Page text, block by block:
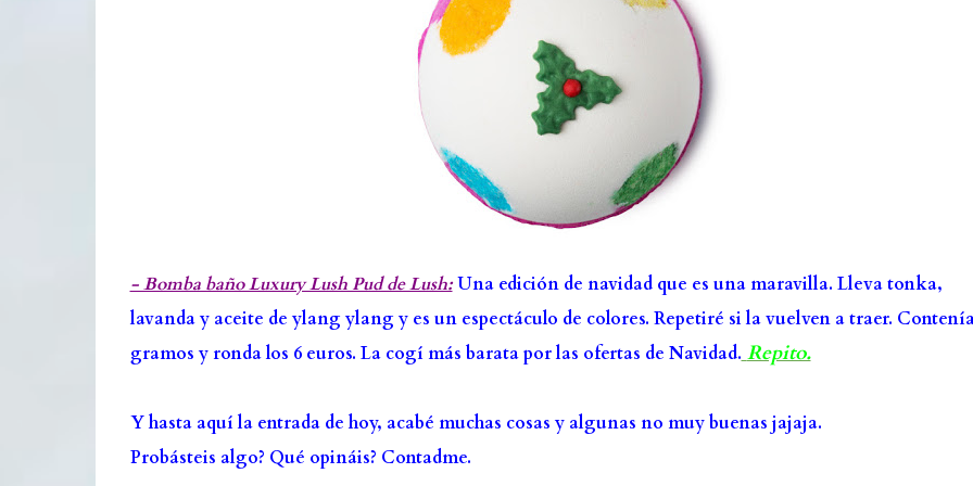
- Bomba baño Luxury Lush Pud de Lush:Una edición de navidad que es una maravilla. Lleva tonka,
lavanda y aceite de ylang ylang y es un espectáculo de colores. Repetiré si la vuelven a traer.
gramos y ronda los 6 euros. La cogí más barata por las ofertas de Navidad. Repito.
Y hasta aquí la entrada de hoy, acabé muchas cosas y algunas no muy buenas jajaja.
Probásteis algo? Qué opináis? Contadme.